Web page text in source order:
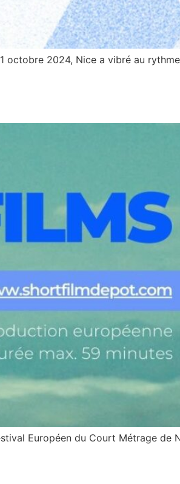
octobre 2024, Nice a vibré au
Européen du Court Métrage de